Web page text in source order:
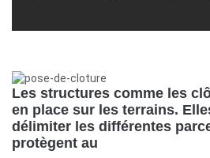
Les structures comme les
en place sur les terrains.
délimiter les différentes
protègent au